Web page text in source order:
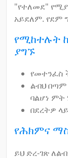
"የተለመደ"
አይደለም. የደም
የሚከተሉት
ያግኙ
የመተንፈስ
ልብህ
ባልሆነ ምት
በደረትዎ
የሕክምና
ይህ ድረ-ገጽ